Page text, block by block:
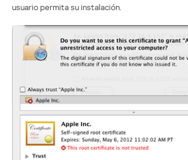
usuario permita su instalación.